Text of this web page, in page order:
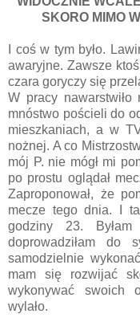
SKORO MIMO
I coś w tym było.
awaryjne. Zawsze
czara goryczy się
W pracy
mnóstwo pościeli do
mieszkaniach, a w
nożnej. A co
mój P. nie mógł mi
po prostu oglądał
Zaproponował, że
mecze tego dnia. I
godziny 23.
doprowadziłam
samodzielnie
mam się rozwijać
wykonywać swoich
wylało.